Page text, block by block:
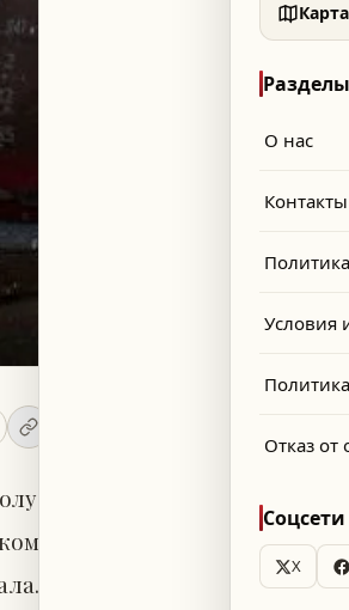
2026 столкнулся с
партнеров
Это сразу же отразилось
О нас
Контакты
Условия
Отказ от
Соцсети
X